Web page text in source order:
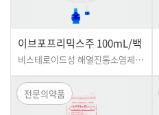
이브포프리믹스주 100mL/백
비스테로이드성 해열진통소염제
(NSAID)
전문의약품